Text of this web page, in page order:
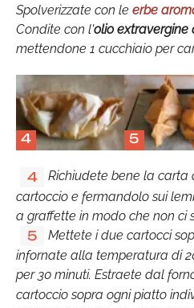
Spolverizzate con le erbe
Condite con l'olio extravergine
mettendone 1 cucchiaio per
4 5
4
Richiudete bene la
cartoccio e fermandolo sui
a graffette in modo che non ci
5
Mettete i due cartocci
infornate alla temperatura di
per 30 minuti. Estraete dal
cartoccio sopra ogni piatto